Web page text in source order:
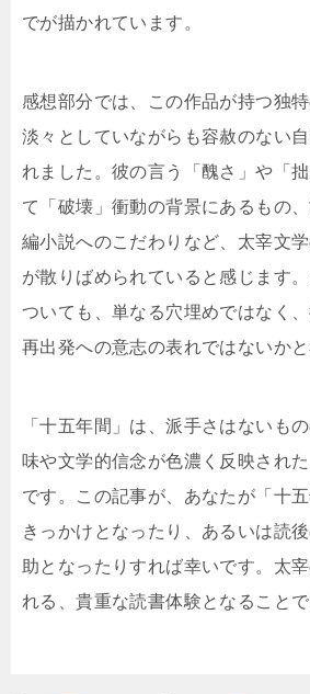
でが描かれています。
感想部分では、この作品が持つ独
淡々としていながらも容赦のない
れました。彼の言う「醜さ」や「
て「破壊」衝動の背景にあるもの
編小説へのこだわりなど、太宰文
が散りばめられていると感じます
ついても、単なる穴埋めではなく
再出発への意志の表れではないかと
「十五年間」は、派手さはないも
味や文学的信念が色濃く反映され
です。この記事が、あなたが「十
きっかけとなったり、あるいは読
助となったりすれば幸いです。太
れる、貴重な読書体験となることで